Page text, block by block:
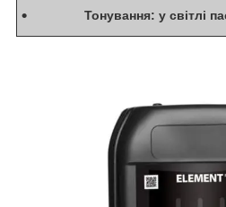
Тонування: у світлі